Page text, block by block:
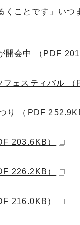
くことです」いつ
開会中 （PDF
ェスティバル （
り （PDF
203.6KB）
226.2KB）
216.0KB）